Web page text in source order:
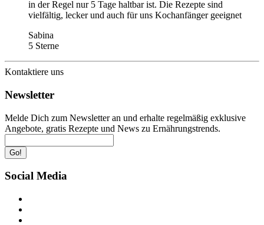
in der Regel nur 5 Tage haltbar ist. Die Rezepte sind
vielfältig, lecker und auch für uns Kochanfänger geeignet
Sabina
5 Sterne
Kontaktiere uns
Newsletter
Melde Dich zum Newsletter an und erhalte regelmäßig exklusive
Angebote, gratis Rezepte und News zu Ernährungstrends.
Go!
Social Media